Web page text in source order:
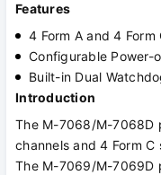
Features
4 Form A and 4
Configurable Power-
Built-in Dual
Introduction
The M-7068/M-7068D
channels and 4 Form
The M-7069/M-7069D